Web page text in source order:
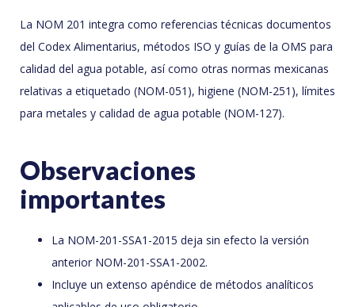
La NOM 201 integra como referencias técnicas documentos
del Codex Alimentarius, métodos ISO y guías de la OMS para
calidad del agua potable, así como otras normas mexicanas
relativas a etiquetado (NOM-051), higiene (NOM-251), límites
para metales y calidad de agua potable (NOM-127).
Observaciones
importantes
La NOM-201-SSA1-2015 deja sin efecto la versión
anterior NOM-201-SSA1-2002.
Incluye un extenso apéndice de métodos analíticos